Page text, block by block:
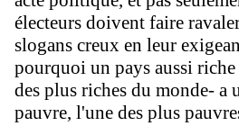
électeurs doivent faire
slogans creux en leur
pourquoi un pays aussi
des plus riches du monde- a
pauvre, l'une des plus